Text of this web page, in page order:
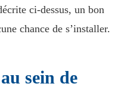
ci-dessus, un bon
chance de s’installer.
sein de